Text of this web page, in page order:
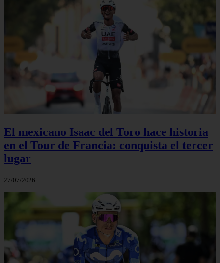
El mexicano Isaac del Toro hace historia
en el Tour de Francia: conquista el tercer
lugar
27/07/2026